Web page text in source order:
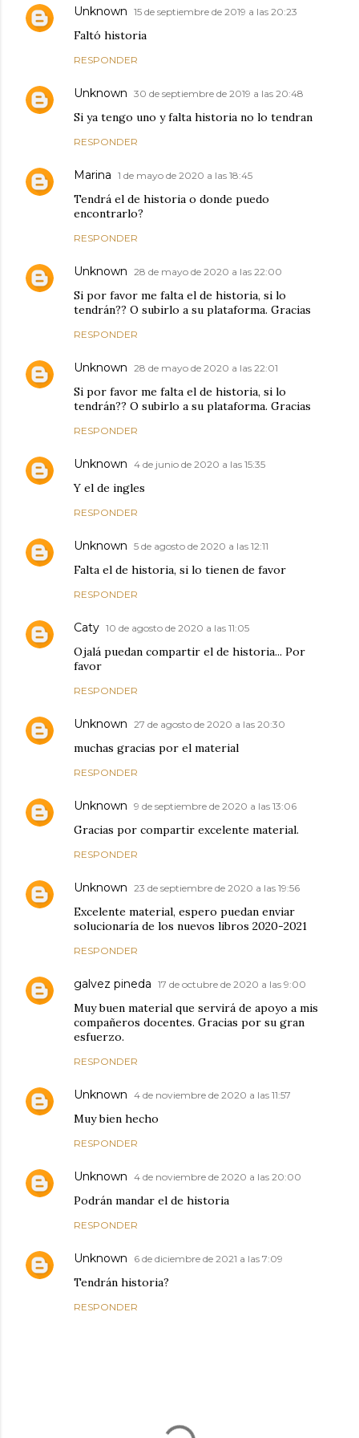
Unknown 15 de septiembre de 2019 a las 20:23
Faltó historia
RESPONDER
Unknown 30 de septiembre de 2019 a las 20:48
Si ya tengo uno y falta historia no lo tendran
RESPONDER
Marina 1 de mayo de 2020 a las 18:45
Tendrá el de historia o donde puedo
encontrarlo?
RESPONDER
Unknown 28 de mayo de 2020 a las 22:00
Si por favor me falta el de historia, si lo
tendrán?? O subirlo a su plataforma. Gracias
RESPONDER
Unknown 28 de mayo de 2020 a las 22:01
Si por favor me falta el de historia, si lo
tendrán?? O subirlo a su plataforma. Gracias
RESPONDER
Unknown 4 de junio de 2020 a las 15:35
Y el de ingles
RESPONDER
Unknown 5 de agosto de 2020 a las 12:11
Falta el de historia, si lo tienen de favor
RESPONDER
Caty 10 de agosto de 2020 a las 11:05
Ojalá puedan compartir el de historia... Por
favor
RESPONDER
Unknown 27 de agosto de 2020 a las 20:30
muchas gracias por el material
RESPONDER
Unknown 9 de septiembre de 2020 a las 13:06
Gracias por compartir excelente material.
RESPONDER
Unknown 23 de septiembre de 2020 a las 19:56
Excelente material, espero puedan enviar
solucionaría de los nuevos libros 2020-2021
RESPONDER
galvez pineda 17 de octubre de 2020 a las 9:00
Muy buen material que servirá de apoyo a mis
compañeros docentes. Gracias por su gran
esfuerzo.
RESPONDER
Unknown 4 de noviembre de 2020 a las 11:57
Muy bien hecho
RESPONDER
Unknown 4 de noviembre de 2020 a las 20:00
Podrán mandar el de historia
RESPONDER
Unknown 6 de diciembre de 2021 a las 7:09
Tendrán historia?
RESPONDER